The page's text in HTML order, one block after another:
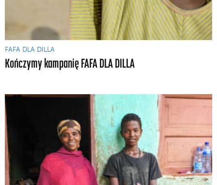
FAFA DLA DILLA
Kończymy kampanię FAFA DLA DILLA